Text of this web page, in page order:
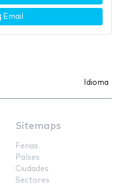
Email
Idioma
Sitemaps
Ferias
Países
Ciudades
Sectores